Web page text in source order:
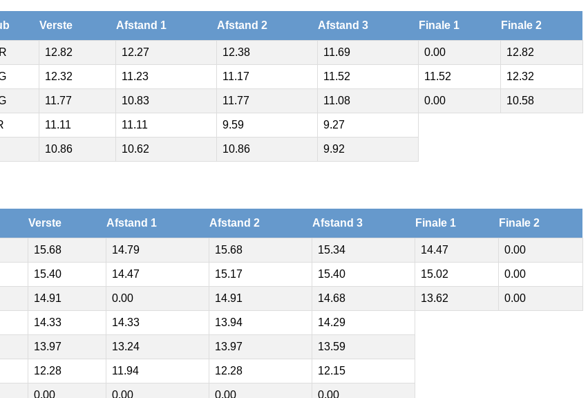
Verste Afstand 1 Afstand 2 Afstand 3 Finale 1 Finale 2
12.82 12.27 12.38 11.69 0.00 12.82
12.32 11.23 11.17 11.52 11.52 12.32
11.77 10.83 11.77 11.08 0.00 10.58
11.11 11.11 9.59 9.27
10.86 10.62 10.86 9.92
Verste Afstand 1 Afstand 2 Afstand 3 Finale 1 Finale 2
15.68 14.79 15.68 15.34 14.47 0.00
15.40 14.47 15.17 15.40 15.02 0.00
14.91 0.00 14.91 14.68 13.62 0.00
14.33 14.33 13.94 14.29
13.97 13.24 13.97 13.59
12.28 11.94 12.28 12.15
0.00 0.00 0.00 0.00